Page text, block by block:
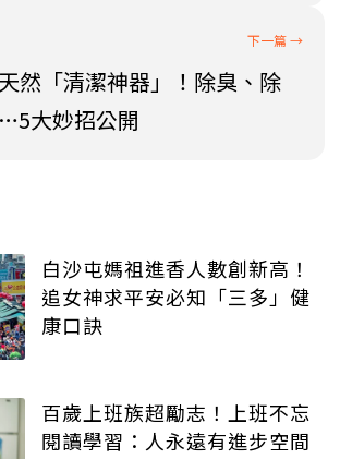
然「清潔神器」！除臭、除
大妙招公開
白沙屯媽祖進香人數創新高！
追女神求平安必知「三多」健
康口訣
百歲上班族超勵志！上班不忘
閱讀學習：人永遠有進步空間